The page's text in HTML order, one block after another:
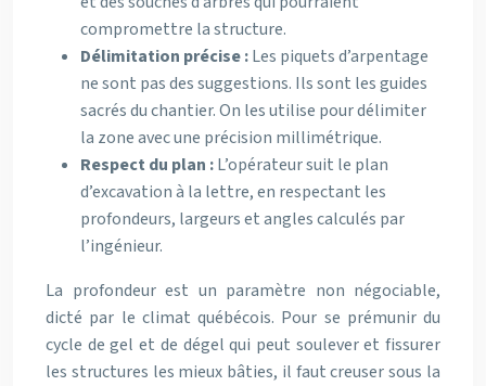
compromettre la structure.
Délimitation précise :Les piquets d’arpentage
ne sont pas des suggestions. Ils sont les guides
sacrés du chantier. On les utilise pour délimiter
la zone avec une précision millimétrique.
Respect du plan :L’opérateur suit le plan
d’excavation à la lettre, en respectant les
profondeurs, largeurs et angles calculés par
l’ingénieur.
La profondeur est un paramètre non négociable,
dicté par le climat québécois. Pour se prémunir du
cycle de gel et de dégel qui peut soulever et fissurer
les structures les mieux bâties, il faut creuser sous la